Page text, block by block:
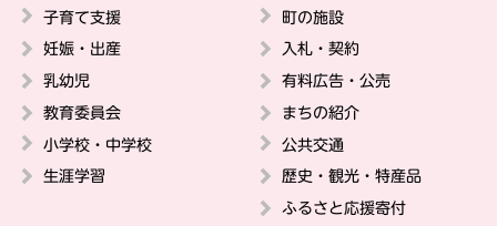
子育て支援
妊娠・出産
乳幼児
教育委員会
小学校・中学校
生涯学習
町の施設
入札・契約
有料広告・公売
まちの紹介
公共交通
歴史・観光・特産品
ふるさと応援寄付